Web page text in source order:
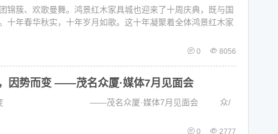
锦簇、欢歌曼舞。鸿景红木家具城也迎来了十周庆典，既与国
十年春华秋实，十年岁月如歌。这十年凝聚着全体鸿景红木家
0 8056
因势而变 ——茂名众厦·媒体7月见面会
变 ——茂名众厦·媒体7月见面会 众/
0 2777